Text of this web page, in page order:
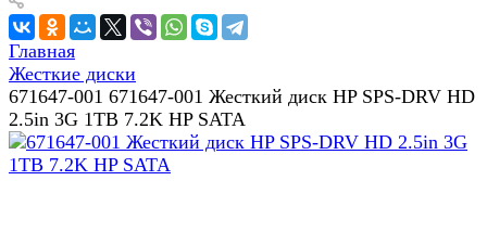
Главная
Жесткие диски
671647-001 671647-001 Жесткий диск HP SPS-DRV HD
2.5in 3G 1TB 7.2K HP SATA